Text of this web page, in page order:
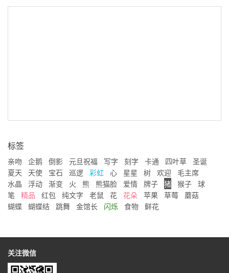
标签
亲吻 企鹅 倒影 元旦祝福 写字 刻字 卡通 四叶草 圣诞
夏天
天使 宝石 巡逻 彩虹 心 星星 树 欢迎
毛主席
水晶
浮动 渐变 火 熊 熊猫脸 爱情 牌子 猪 猴子 球
笔 精品 红包 纯文字 老鼠 花 花朵 苹果 草莓 蘑菇
蝴蝶 蝴蝶结 跳舞 金馆长 闪烁 食物 鲜花
关注微信